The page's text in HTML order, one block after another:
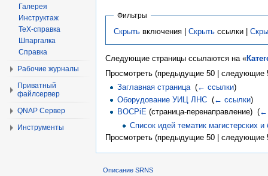
Фильтры
Скрытьвключения | Скрытьссылки |
Следующие страницы ссылаются на «
Просмотреть (предыдущие 50 | следующие
Заглавная страница‎(← ссылки)
Оборудование УИЦ ЛНС ‎(← ссылки)
BOCPiE (страница-перенаправление) ‎(←
Список идей тематик магистерских и
Просмотреть (предыдущие 50 | следующие
Галерея
Инструктаж
TeX-справка
Шпаргалка
Справка
Рабочие журналы
Приватный
файлсервер
QNAP Сервер
Инструменты
Описание SRNS